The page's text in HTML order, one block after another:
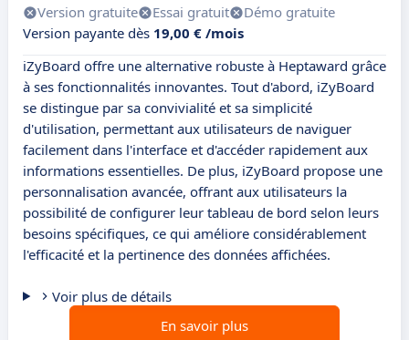
Version gratuite Essai gratuit
Démo gratuite
Version payante dès 19,00 € /mois
iZyBoard offre une alternative robuste à Heptaward grâce
à ses fonctionnalités innovantes. Tout d'abord, iZyBoard
se distingue par sa convivialité et sa simplicité
d'utilisation, permettant aux utilisateurs de naviguer
facilement dans l'interface et d'accéder rapidement aux
informations essentielles. De plus, iZyBoard propose une
personnalisation avancée, offrant aux utilisateurs la
possibilité de configurer leur tableau de bord selon leurs
besoins spécifiques, ce qui améliore considérablement
l'efficacité et la pertinence des données affichées.
Voir plus de détails
En savoir plus